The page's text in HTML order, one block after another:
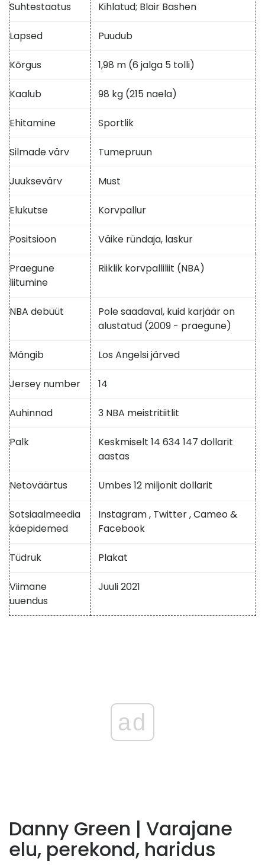
Suhtestaatus Kihlatud; Blair Bashen
Lapsed Puudub
Kõrgus 1,98 m (6 jalga 5 tolli)
Kaalub 98 kg (215 naela)
Ehitamine Sportlik
Silmade värv Tumepruun
Juuksevärv Must
Elukutse Korvpallur
Positsioon Väike ründaja, laskur
Praegune
liitumine
Riiklik korvpalliliit (NBA)
NBA debüüt
Pole saadaval, kuid karjäär on
alustatud (2009 - praegune)
Mängib Los Angelsi järved
Jersey number 14
Auhinnad 3 NBA meistritiitlit
Palk
Keskmiselt 14 634 147 dollarit
aastas
Netoväärtus Umbes 12 miljonit dollarit
Sotsiaalmeedia
käepidemed
Instagram, Twitter,Cameo &
Facebook
Tüdruk Plakat
Viimane
uuendus
Juuli 2021
ad
Danny Green | Varajane
elu, perekond, haridus